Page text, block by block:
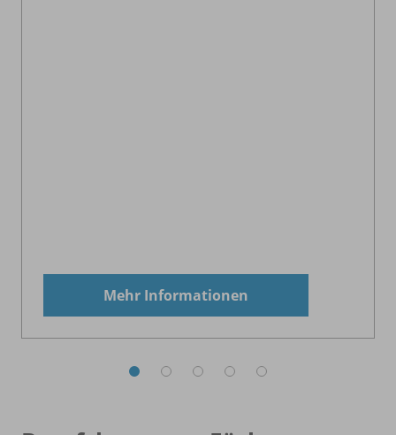
Mehr Informationen